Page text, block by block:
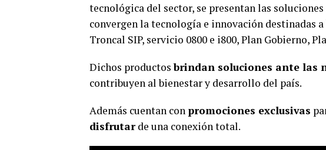
tecnológica del sector, se presentan las
convergen la tecnología e innovación destinadas
Troncal SIP, servicio 0800 e i800, Plan Gobierno,
Dichos productosbrindan soluciones ante las
contribuyen al bienestar y desarrollo del país.
Además cuentan con promociones exclusivas
disfrutarde una conexión total.